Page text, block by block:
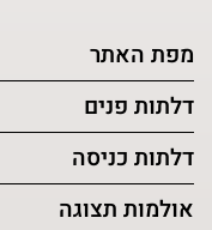
מפת האתר
דלתות פנים
דלתות כניסה
אולמות תצוגה